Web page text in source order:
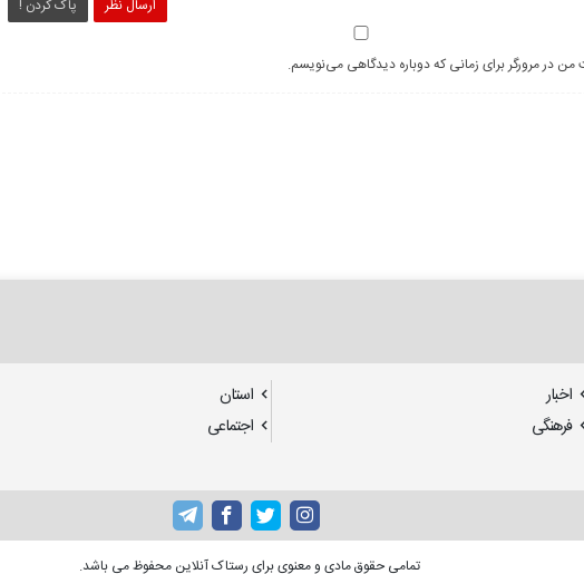
ارسال نظر پاک کردن !
من در مرورگر برای زمانی که دوباره دیدگاهی می‌نویسم.
اخبار استان
فرهنگی اجتماعی
تمامی حقوق مادی و معنوی برای رستاک آنلاین محفوظ می باشد.